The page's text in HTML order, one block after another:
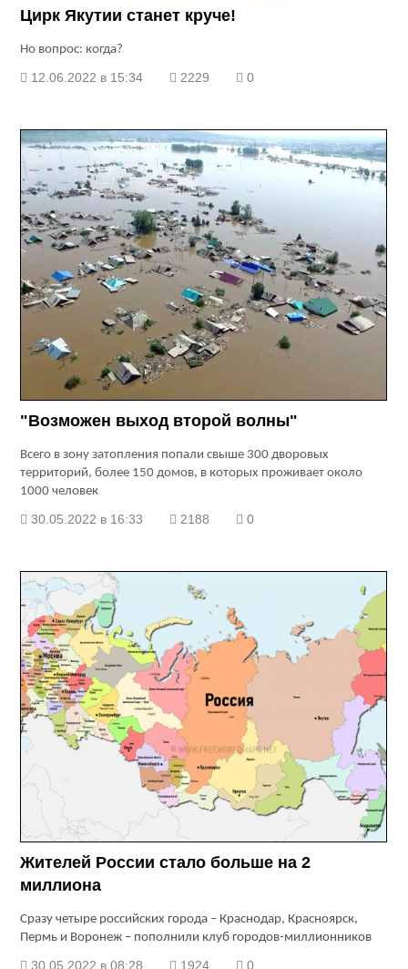
Цирк Якутии станет круче!
Но вопрос: когда?
12.06.2022 в 15:34 2229 0
"Возможен выход второй волны"
Всего в зону затопления попали свыше 300 дворовых
территорий, более 150 домов, в которых проживает около
1000 человек
30.05.2022 в 16:33 2188 0
Жителей России стало больше на 2
миллиона
Сразу четыре российских города – Краснодар, Красноярск,
Пермь и Воронеж – пополнили клуб городов-миллионников
30.05.2022 в 08:28 1924 0